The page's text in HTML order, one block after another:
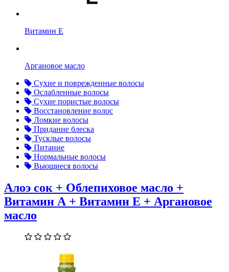
Витамин Е
Аргановое масло
Сухие и поврежденные волосы
Ослабленные волосы
Сухие пористые волосы
Восстановление волос
Ломкие волосы
Придание блеска
Тусклые волосы
Питание
Нормальные волосы
Вьющиеся волосы
Алоэ сок + Облепиховое масло +
Витамин А + Витамин Е + Аргановое
масло